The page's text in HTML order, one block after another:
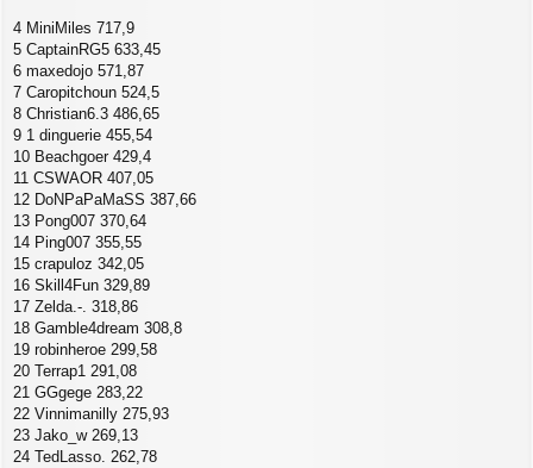
4 MiniMiles 717,9
5 CaptainRG5 633,45
6 maxedojo 571,87
7 Caropitchoun 524,5
8 Christian6.3 486,65
9 1 dinguerie 455,54
10 Beachgoer 429,4
11 CSWAOR 407,05
12 DoNPaPaMaSS 387,66
13 Pong007 370,64
14 Ping007 355,55
15 crapuloz 342,05
16 Skill4Fun 329,89
17 Zelda.-. 318,86
18 Gamble4dream 308,8
19 robinheroe 299,58
20 Terrap1 291,08
21 GGgege 283,22
22 Vinnimanilly 275,93
23 Jako_w 269,13
24 TedLasso. 262,78